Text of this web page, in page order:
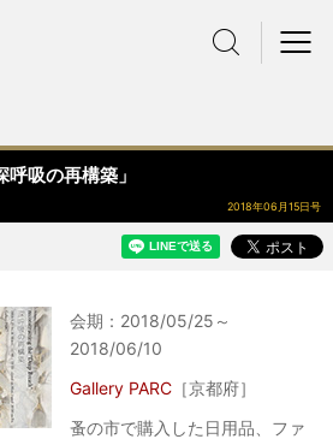
吸の再構築」
2018年06月15日号
会期：2018/05/25～
2018/06/10
Gallery PARC ［京都府］
蚤の市で購入した日用品、ファ